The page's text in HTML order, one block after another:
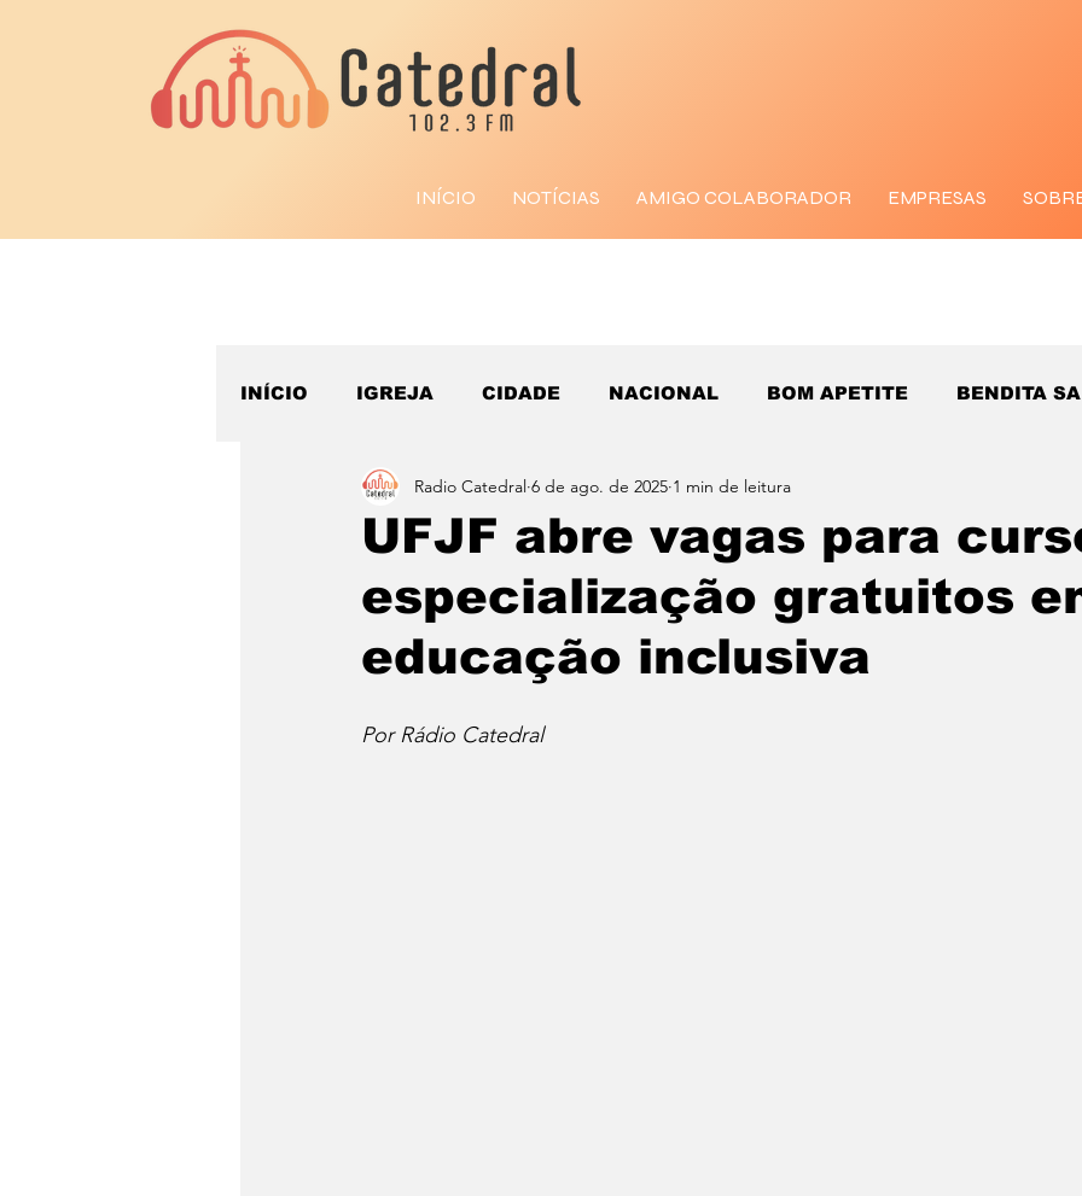
INÍCIO NOTÍCIAS AMIGO COLABORADOR EMPRESAS
INÍCIO IGREJA CIDADE NACIONAL BOM APETITE BENDITA
ESPORTE
UFJF abre vagas para
especialização gratuitos
educação inclusiva
Radio Catedral 6 de ago. de 2025 1 min de leitura
Por Rádio Catedral